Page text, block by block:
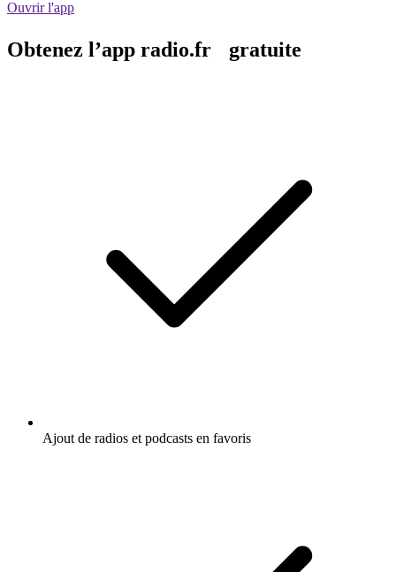
Ouvrir l'app
Obtenez l’app radio.fr gratuite
Ajout de radios et podcasts en favoris